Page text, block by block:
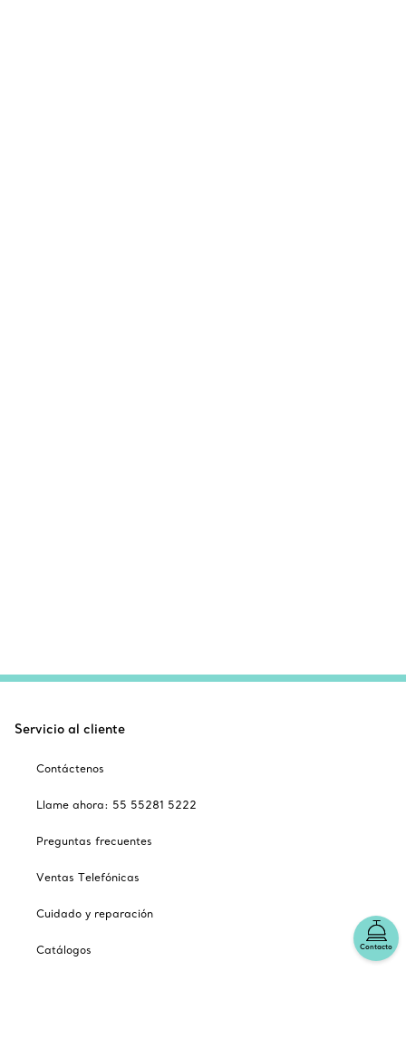
Contacto
Servicio al cliente
Contáctenos
Llame ahora: 55 55281 5222
Preguntas frecuentes
Ventas Telefónicas
Cuidado y reparación
Catálogos